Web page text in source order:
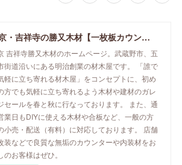
東京・吉祥寺の勝又木材【一枚板カウンター】
吉祥寺勝又木材のホームページ。武蔵野市、五
街道沿いにある明治創業の材木屋です。 「誰で
軽に立ち寄れる材木屋」をコンセプトに、初め
方でも気軽に立ち寄れるよう木材や建材のガレ
セールを春と秋に行なっております。 また、通
業日もDIYに使える木材や合板など、一般の方
小売・配送（有料）に対応しております。 店舗
装などで良質な無垢のカウンターや内装材をお
のお客様はぜひ。